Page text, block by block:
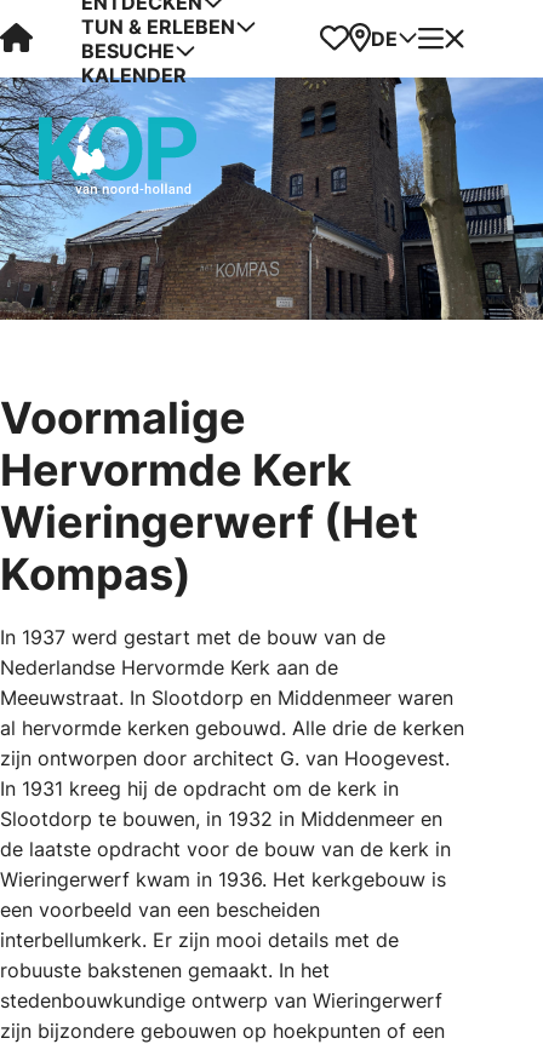
Visit Kop van Holland
TUN & ERLEBEN
BESUCHE
KALENDER
Favoriten
Karte
DE Menü
Voormalige
Hervormde Kerk
Wieringerwerf (Het
Kompas)
In 1937 werd gestart met de bouw van de
Nederlandse Hervormde Kerk aan de
Meeuwstraat. In Slootdorp en Middenmeer waren
al hervormde kerken gebouwd. Alle drie de kerken
zijn ontworpen door architect G. van Hoogevest.
In 1931 kreeg hij de opdracht om de kerk in
Slootdorp te bouwen, in 1932 in Middenmeer en
de laatste opdracht voor de bouw van de kerk in
Wieringerwerf kwam in 1936. Het kerkgebouw is
een voorbeeld van een bescheiden
interbellumkerk. Er zijn mooi details met de
robuuste bakstenen gemaakt. In het
stedenbouwkundige ontwerp van Wieringerwerf
zijn bijzondere gebouwen op hoekpunten of een